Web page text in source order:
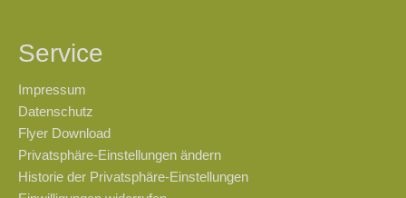
Service
Impressum
Datenschutz
Flyer Download
Privatsphäre-Einstellungen ändern
Historie der Privatsphäre-Einstellungen